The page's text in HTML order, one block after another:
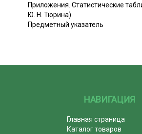
Приложения. Статистические
Ю. Н. Тюрина)
Предметный указатель
НАВИГАЦИЯ
Главная страница
Каталог товаров